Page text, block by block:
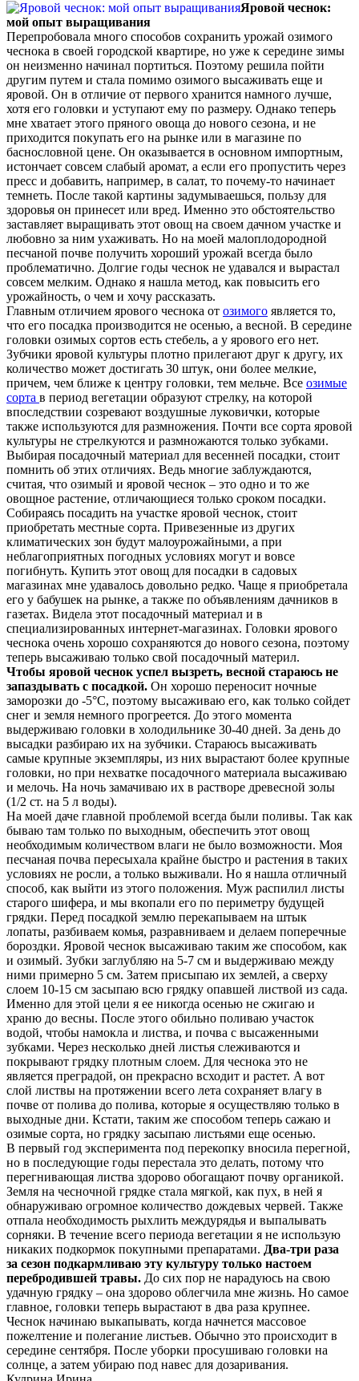
Яровой чеснок:
мой опыт выращивания
Перепробовала много способов сохранить урожай озимого
чеснока в своей городской квартире, но уже к середине зимы
он неизменно начинал портиться. Поэтому решила пойти
другим путем и стала помимо озимого высаживать еще и
яровой. Он в отличие от первого хранится намного лучше,
хотя его головки и уступают ему по размеру. Однако теперь
мне хватает этого пряного овоща до нового сезона, и не
приходится покупать его на рынке или в магазине по
баснословной цене. Он оказывается в основном импортным,
истончает совсем слабый аромат, а если его пропустить через
пресс и добавить, например, в салат, то почему-то начинает
темнеть. После такой картины задумываешься, пользу для
здоровья он принесет или вред. Именно это обстоятельство
заставляет выращивать этот овощ на своем дачном участке и
любовно за ним ухаживать. Но на моей малоплодородной
песчаной почве получить хороший урожай всегда было
проблематично. Долгие годы чеснок не удавался и вырастал
совсем мелким. Однако я нашла метод, как повысить его
урожайность, о чем и хочу рассказать.
Главным отличием ярового чеснока от озимого является то,
что его посадка производится не осенью, а весной. В середине
головки озимых сортов есть стебель, а у ярового его нет.
Зубчики яровой культуры плотно прилегают друг к другу, их
количество может достигать 30 штук, они более мелкие,
причем, чем ближе к центру головки, тем мельче. Все озимые
сорта в период вегетации образуют стрелку, на которой
впоследствии созревают воздушные луковички, которые
также используются для размножения. Почти все сорта яровой
культуры не стрелкуются и размножаются только зубками.
Выбирая посадочный материал для весенней посадки, стоит
помнить об этих отличиях. Ведь многие заблуждаются,
считая, что озимый и яровой чеснок – это одно и то же
овощное растение, отличающиеся только сроком посадки.
Собираясь посадить на участке яровой чеснок, стоит
приобретать местные сорта. Привезенные из других
климатических зон будут малоурожайными, а при
неблагоприятных погодных условиях могут и вовсе
погибнуть. Купить этот овощ для посадки в садовых
магазинах мне удавалось довольно редко. Чаще я приобретала
его у бабушек на рынке, а также по объявлениям дачников в
газетах. Видела этот посадочный материал и в
специализированных интернет-магазинах. Головки ярового
чеснока очень хорошо сохраняются до нового сезона, поэтому
теперь высаживаю только свой посадочный материл.
Чтобы яровой чеснок успел вызреть, весной стараюсь не
запаздывать с посадкой. Он хорошо переносит ночные
заморозки до -5°С, поэтому высаживаю его, как только сойдет
снег и земля немного прогреется. До этого момента
выдерживаю головки в холодильнике 30-40 дней. За день до
высадки разбираю их на зубчики. Стараюсь высаживать
самые крупные экземпляры, из них вырастают более крупные
головки, но при нехватке посадочного материала высаживаю
и мелочь. На ночь замачиваю их в растворе древесной золы
(1/2 ст. на 5 л воды).
На моей даче главной проблемой всегда были поливы. Так как
бываю там только по выходным, обеспечить этот овощ
необходимым количеством влаги не было возможности. Моя
песчаная почва пересыхала крайне быстро и растения в таких
условиях не росли, а только выживали. Но я нашла отличный
способ, как выйти из этого положения. Муж распилил листы
старого шифера, и мы вкопали его по периметру будущей
грядки. Перед посадкой землю перекапываем на штык
лопаты, разбиваем комья, разравниваем и делаем поперечные
бороздки. Яровой чеснок высаживаю таким же способом, как
и озимый. Зубки заглубляю на 5-7 см и выдерживаю между
ними примерно 5 см. Затем присыпаю их землей, а сверху
слоем 10-15 см засыпаю всю грядку опавшей листвой из сада.
Именно для этой цели я ее никогда осенью не сжигаю и
храню до весны. После этого обильно поливаю участок
водой, чтобы намокла и листва, и почва с высаженными
зубками. Через несколько дней листья слеживаются и
покрывают грядку плотным слоем. Для чеснока это не
является преградой, он прекрасно всходит и растет. А вот
слой листвы на протяжении всего лета сохраняет влагу в
почве от полива до полива, которые я осуществляю только в
выходные дни. Кстати, таким же способом теперь сажаю и
озимые сорта, но грядку засыпаю листьями еще осенью.
В первый год эксперимента под перекопку вносила перегной,
но в последующие годы перестала это делать, потому что
перегнивающая листва здорово обогащают почву органикой.
Земля на чесночной грядке стала мягкой, как пух, в ней я
обнаруживаю огромное количество дождевых червей. Также
отпала необходимость рыхлить междурядья и выпалывать
сорняки. В течение всего периода вегетации я не использую
никаких подкормок покупными препаратами. Два-три раза
за сезон подкармливаю эту культуру только настоем
перебродившей травы. До сих пор не нарадуюсь на свою
удачную грядку – она здорово облегчила мне жизнь. Но самое
главное, головки теперь вырастают в два раза крупнее.
Чеснок начинаю выкапывать, когда начнется массовое
пожелтение и полегание листьев. Обычно это происходит в
середине сентября. После уборки просушиваю головки на
солнце, а затем убираю под навес для дозаривания.